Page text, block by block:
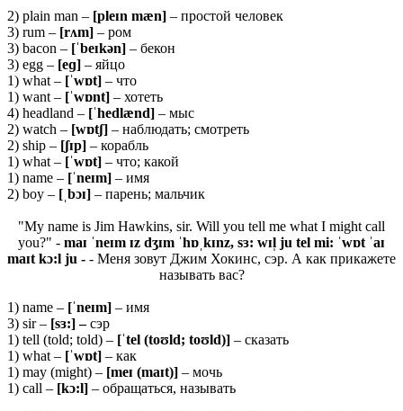
2) plain man – [pleɪn mæn] – простой человек
3) rum – [rʌm] – ром
3) bacon – [ˈbeɪkən] – бекон
3) egg – [eɡ] – яйцо
1) what – [ˈwɒt] – что
1) want – [ˈwɒnt] – хотеть
4) headland – [ˈhedlænd] – мыс
2) watch – [wɒtʃ] – наблюдать; смотреть
2) ship – [ʃɪp] – корабль
1) what – [ˈwɒt] – что; какой
1) name – [ˈneɪm] – имя
2) boy – [ˌbɔɪ] – парень; мальчик
"My name is Jim Hawkins, sir. Will you tell me what I might call
you?" - maɪ ˈneɪm ɪz dʒɪm ˈhɒˌkɪnz, sɜ: wɪl̩ ju tel mi: ˈwɒt ˈaɪ
maɪt kɔ:l ju - - Меня зовут Джим Хокинс, сэр. А как прикажете
называть вас?
1) name – [ˈneɪm] – имя
3) sir – [sɜ:] –сэр
1) tell (told; told) – [ˈtel (toʊld; toʊld)] – сказать
1) what – [ˈwɒt] – как
1) may (might) – [meɪ (maɪt)] – мочь
1) call – [kɔ:l] – обращаться, называть